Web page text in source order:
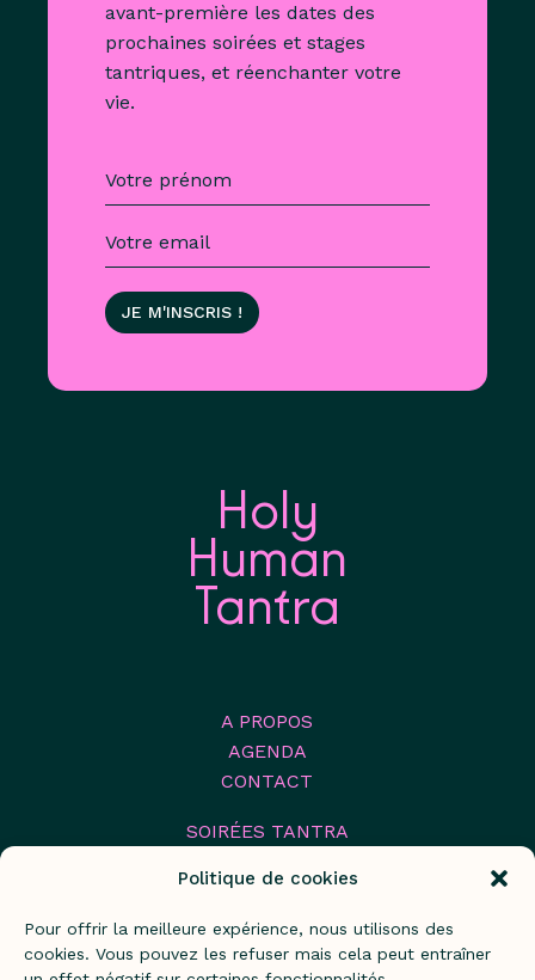
Politique de cookies
Pour offrir la meilleure expérience, nous utilisons des
cookies. Vous pouvez les refuser mais cela peut entraîner
Holy
Human
Tantra
A PROPOS
AGENDA
CONTACT
SOIRÉES TANTRA
FESTIVAL TANTRA
FORMATION 2026
FORMATION 2027
avant-première les dates des
prochaines soirées et stages
tantriques, et réenchanter votre
vie.
JE M'INSCRIS !